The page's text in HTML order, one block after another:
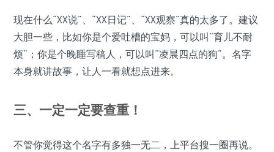
现在什么“XX说”、“XX日记”、“XX观察”真的太多了。建议
大胆一些，比如你是个爱吐槽的宝妈，可以叫“育儿不耐
烦”；你是个晚睡写稿人，可以叫“凌晨四点的狗”。名字
本身就讲故事，让人一看就想点进来。
三、一定一定要查重！
不管你觉得这个名字有多独一无二，上平台搜一圈再说。